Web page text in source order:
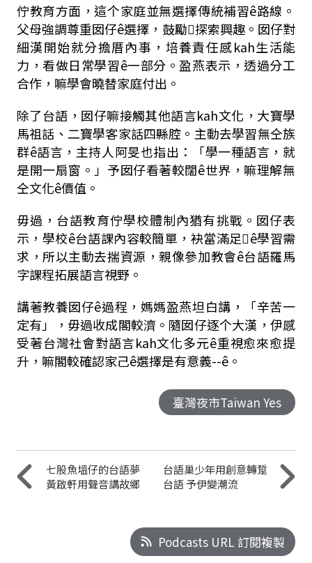
佇教育方面，這个家庭並無選擇傳統補習ê路線。
父母強調尊重囡仔ê選擇，鼓勵𪜶探索興趣。囡仔對
細漢開始就分擔厝內事，培養責任感kah生活能
力，看做日常學習ê一部分。盈燕表示，透過分工
合作，嘛學會曉替家庭付出。
除了台語，囡仔嘛接觸其他語言kah文化，大寶學
馬祖話、二寶學客家話四縣腔。主動去學習無仝族
群ê語言，主持人阿旻也指出：「學一種語言，就
是開一扇窗。」予囡仔看著較闊ê世界，嘛理解無
仝文化ê價值。
毋過，台語教育佇學校體制內猶有挑戰。囡仔表
示，學校ê台語課內容較簡單，袂當滿足𪜶ê學習需
求，所以主動去揣資源，親像參加教會ê台語羅馬
字課程拓展語言視野。
講著教養囡仔ê過程，媽媽盈燕坦白講，「辛苦一
定有」，毋過收成閣較濟。隨囡仔逐个大漢，伊感
受著台灣社會對語言kah文化多元ê重視愈來愈提
升，嘛閣較確認家己ê選擇是有意義--ê。
臺灣夜市Taiwan Yes
七股魚塭仔的台語夢
黃啟軒用聲音講故鄉
台語巢少年用創意轉踅
台語 予伊變潮流
Podcasts URL 訂閱複製